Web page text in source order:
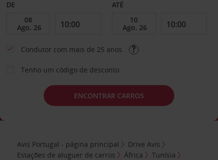
DE ATÉ
Condutor com mais de 25 anos
Tenho um código de desconto
ENCONTRAR CARROS
Avis Portugal - página principal
Drive Avis
Estações de aluguer de carros
África
Tunísia